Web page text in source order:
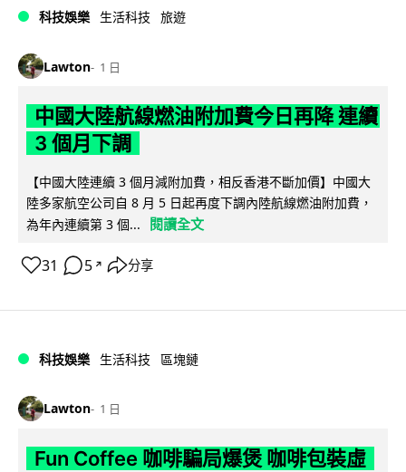
科技娛樂 生活科技 旅遊
Lawton 1 日
中國大陸航線燃油附加費今日再降 連續
3 個月下調
【中國大陸連續 3 個月減附加費，相反香港不斷加價】中國大
陸多家航空公司自 8 月 5 日起再度下調內陸航線燃油附加費，
為年內連續第 3 個...
閱讀全文
31 5 ↗ 分享
科技娛樂 生活科技 區塊鏈
Lawton 1 日
Fun Coffee 咖啡騙局爆煲 咖啡包裝虛